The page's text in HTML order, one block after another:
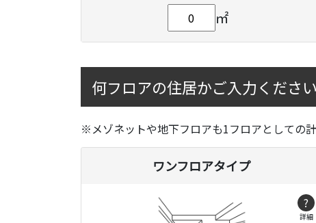
㎡
何フロアの住居かご入力ください
※メゾネットや地下フロアも1フロアとしての計
ワンフロアタイプ
?
詳細